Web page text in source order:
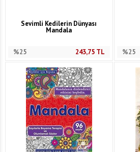
Sevimli Kedilerin Dünyası
Mandala
%25 243,75TL %25